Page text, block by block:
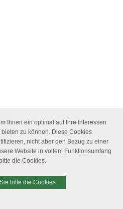
Ihnen ein optimal auf Ihre Interessen
zu können. Diese Cookies
nicht aber den Bezug zu einer
Website in vollem Funktionsumfang
die Cookies.
bitte die Cookies